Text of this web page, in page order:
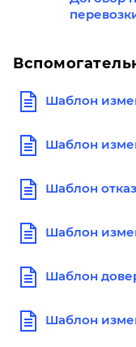
Шаблон
Шаблон
Шаблон
Шаблон
Шаблон
Шаблон